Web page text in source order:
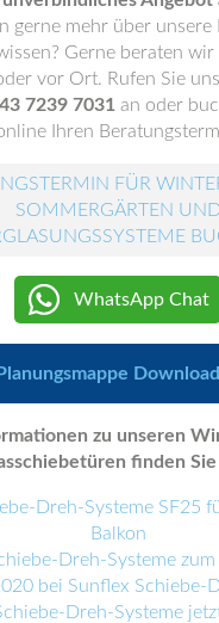
gerne mehr über unsere
Gerne beraten
vor Ort. Rufen Sie
7239 7031 an oder
Ihren
FÜR
SOMMERGÄRTEN
WhatsApp Chat
Planungsmappe
zu unseren
finden
Dreh-Systeme SF25
Balkon
Dreh-Systeme zum
bei Sunflex Schiebe-
Dreh-Systeme